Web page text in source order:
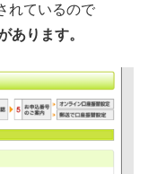
れているので
あります。